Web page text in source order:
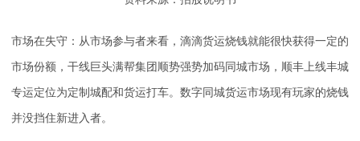
市场在失守：从市场参与者来看，滴滴货运烧钱就能很快获得一定的
市场份额，干线巨头满帮集团顺势强势加码同城市场，顺丰上线丰城
专运定位为定制城配和货运打车。数字同城货运市场现有玩家的烧钱
并没挡住新进入者。